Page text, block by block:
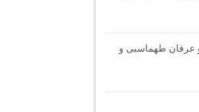
و عرفان طهماسبی و